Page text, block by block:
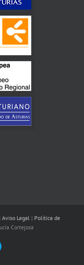
Aviso Legal| Política de
Cortejosa